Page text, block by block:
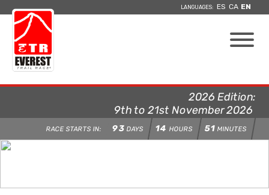
LANGUAGES: ES CA EN
2026 Edition:
9th to 21st November 2026
RACE STARTS IN: 93 DAYS 14 HOURS 51 MINUTES